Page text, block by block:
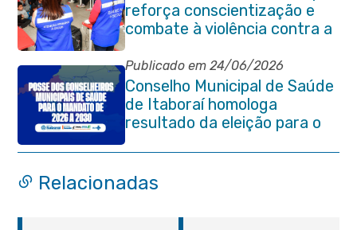
reforça conscientização e
combate à violência contra a
pessoa idosa em Itaboraí
Publicado em 24/06/2026
Conselho Municipal de Saúde
de Itaboraí homologa
resultado da eleição para o
quadriênio 2026–2030
Relacionadas